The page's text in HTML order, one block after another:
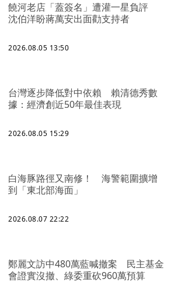
饒河老店「蓋簽名」遭灌一星負評
沈伯洋盼蔣萬安出面勸支持者
2026.08.05 13:50
台灣逐步降低對中依賴 賴清德秀數
據：經濟創近50年最佳表現
2026.08.05 15:29
白海豚路徑又南修！ 海警範圍擴增
到「東北部海面」
2026.08.07 22:22
鄭麗文訪中480萬藍喊撤案 民主基金
會證實沒撤、綠委重砍960萬預算